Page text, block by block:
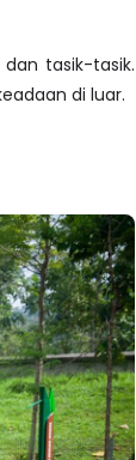
tasik-tasik.
di luar.